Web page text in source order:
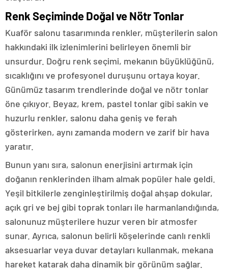
Renk Seçiminde Doğal ve Nötr Tonlar
Kuaför salonu tasarımında renkler, müşterilerin salon
hakkındaki ilk izlenimlerini belirleyen önemli bir
unsurdur. Doğru renk seçimi, mekanın büyüklüğünü,
sıcaklığını ve profesyonel duruşunu ortaya koyar.
Günümüz tasarım trendlerinde doğal ve nötr tonlar
öne çıkıyor. Beyaz, krem, pastel tonlar gibi sakin ve
huzurlu renkler, salonu daha geniş ve ferah
gösterirken, aynı zamanda modern ve zarif bir hava
yaratır.
Bunun yanı sıra, salonun enerjisini artırmak için
doğanın renklerinden ilham almak popüler hale geldi.
Yeşil bitkilerle zenginleştirilmiş doğal ahşap dokular,
açık gri ve bej gibi toprak tonları ile harmanlandığında,
salonunuz müşterilere huzur veren bir atmosfer
sunar. Ayrıca, salonun belirli köşelerinde canlı renkli
aksesuarlar veya duvar detayları kullanmak, mekana
hareket katarak daha dinamik bir görünüm sağlar.